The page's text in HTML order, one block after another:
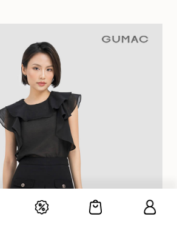
tương hợp, người tuổi Dậu sinh năm
là màu xanh dương hoặc màu đen và
xanh lá cây.Tuổi Tân Dậu sinh 1981 sẽ
hành Mộc như xanh lá, xanh rêu, nâu
xanh dương và đen (tương sinh với
là một số gợi ý lựa chọn trang phục vô
ta có thể tham khảo.
đen, xanh lá, xanh